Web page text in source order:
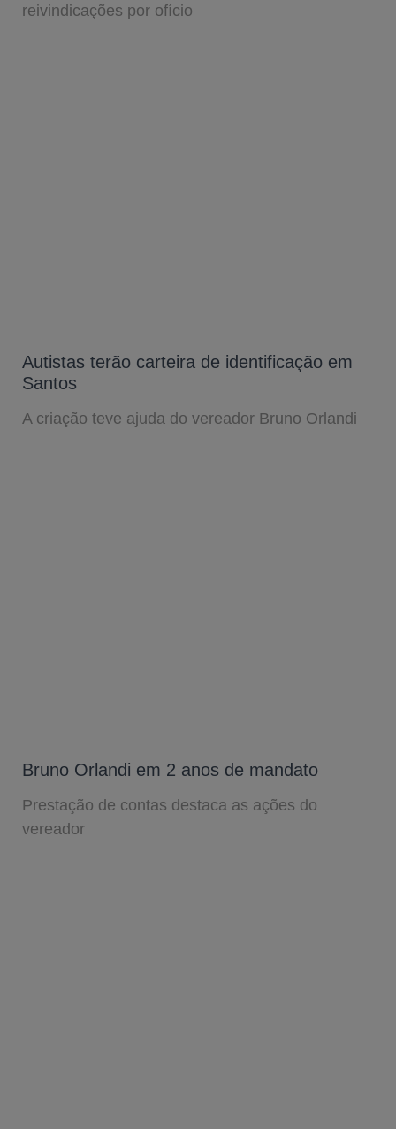
reivindicações por ofício
Autistas terão carteira de identificação em
Santos
A criação teve ajuda do vereador Bruno Orlandi
Bruno Orlandi em 2 anos de mandato
Prestação de contas destaca as ações do
vereador